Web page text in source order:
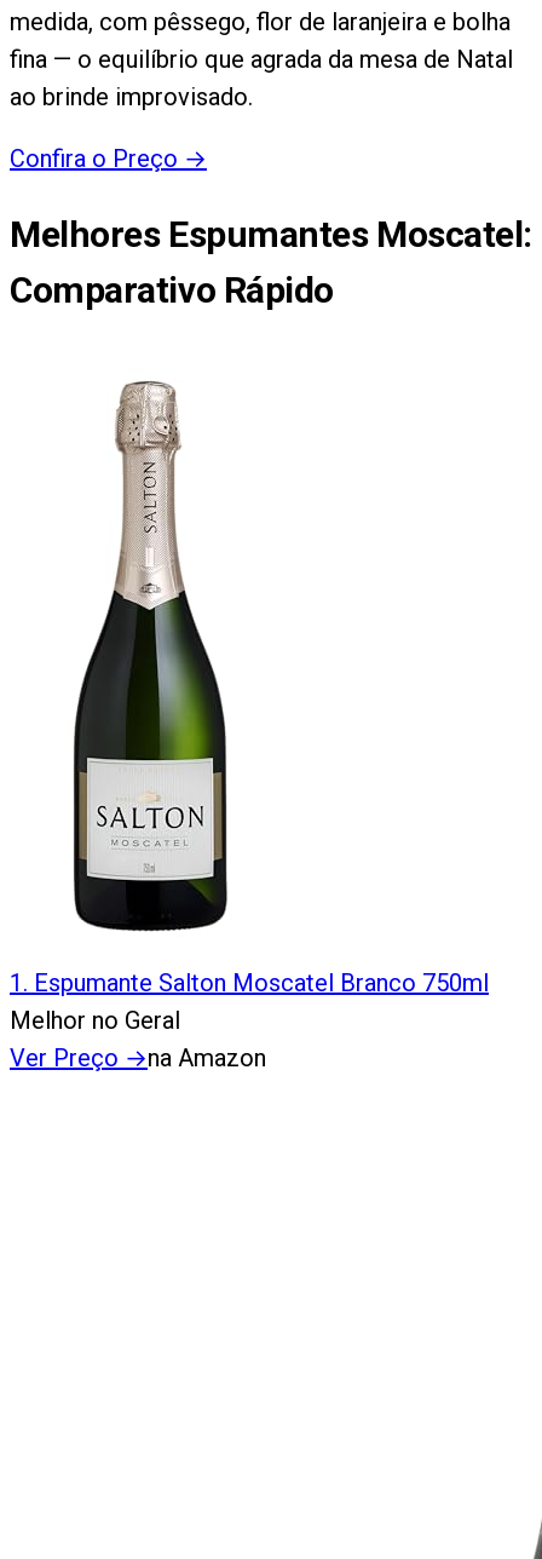
medida, com pêssego, flor de laranjeira e bolha
fina — o equilíbrio que agrada da mesa de Natal
ao brinde improvisado.
Confira o Preço →
Melhores Espumantes Moscatel:
Comparativo Rápido
1 . Espumante Salton Moscatel Branco 750ml
Melhor no Geral
Ver Preço →na Amazon